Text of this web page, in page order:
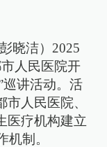
晓洁）2025
人民医院开
巡讲活动。活
人民医院、
医疗机构建立
机制。